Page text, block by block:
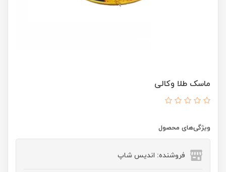
ماسک طلا وکالی
ویژگی‌های محصول
فروشنده: اندیس شاپ